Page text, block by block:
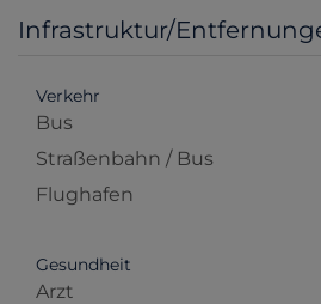
Infrastruktur/
Verkehr
Bus
Straßenbahn / Bus
Flughafen
Gesundheit
Arzt